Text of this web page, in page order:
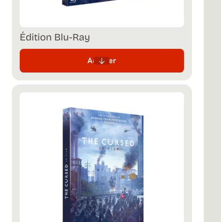
Édition Blu-Ray
Acheter